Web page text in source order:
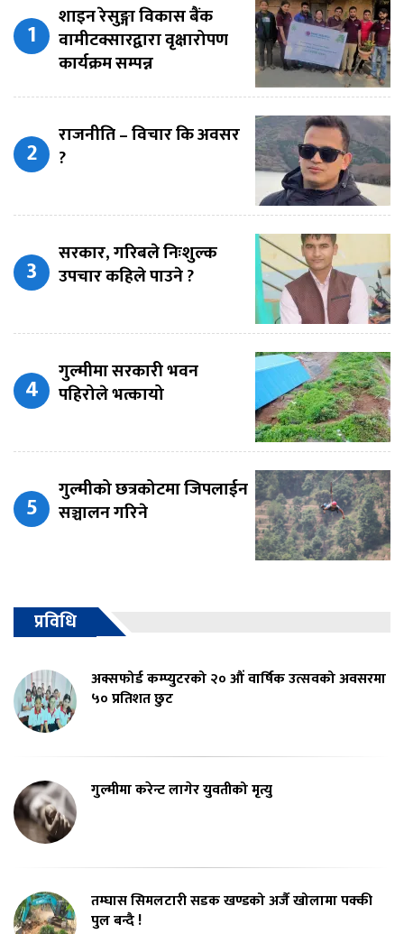
शाइन रेसुङ्गा विकास बैंक
वामीटक्सारद्वारा वृक्षारोपण
कार्यक्रम सम्पन्न
राजनीति – विचार कि अवसर
?
सरकार, गरिबले निःशुल्क
उपचार कहिले पाउने ?
गुल्मीमा सरकारी भवन
पहिरोले भत्कायो
गुल्मीको छत्रकोटमा जिपलाईन
सञ्चालन गरिने
प्रविधि
अक्सफोर्ड कम्प्युटरको २० औं वार्षिक उत्सवको अवसरमा
५० प्रतिशत छुट
गुल्मीमा करेन्ट लागेर युवतीको मृत्यु
तम्घास सिमलटारी सडक खण्डको अर्जै खोलामा पक्की
पुल बन्दै !